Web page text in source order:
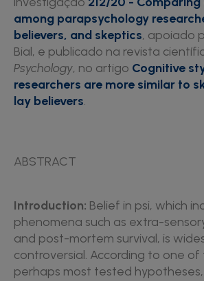
among parapsychology
believers, and skeptics, apoiado
Bial, e publicado na revista
Psychology, no artigo Cognitive
researchers are more similar to
lay believers.
ABSTRACT
Introduction: Belief in psi, which
phenomena such as extra-
and post-mortem survival, is
controversial. According to one
perhaps most tested hypotheses,